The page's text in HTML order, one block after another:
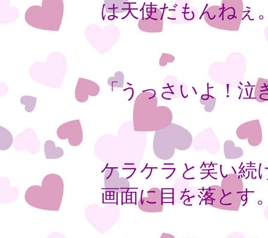
は天使だもんねぇ
「うっさいよ！
ケラケラと笑い続
画面に目を落とす